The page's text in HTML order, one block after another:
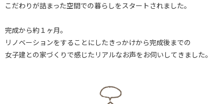
こだわりが詰まった空間での暮らしをスタートされました。
完成から約１ヶ月。
リノベーションをすることにしたきっかけから完成後までの
女子建との家づくりで感じたリアルなお声をお伺いしてきました。